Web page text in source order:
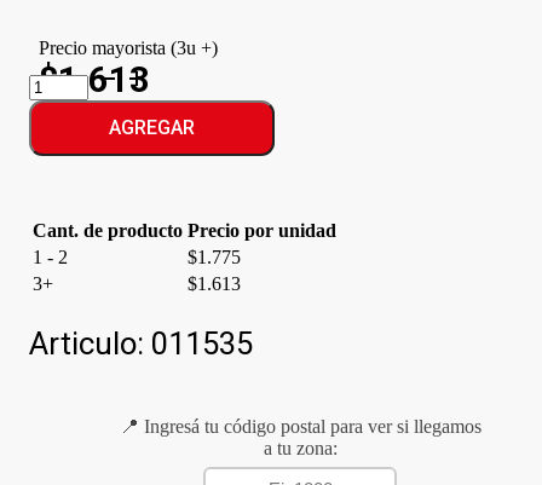
Precio mayorista (3u +)
$1.613
AGUILA
ALFAJOR
M.TOR
BLANCO
cantidad
AGREGAR
Cant. de producto Precio por unidad
1 - 2
$1.775
3+
$1.613
Articulo: 011535
📍 Ingresá tu código postal para ver si llegamos
a tu zona: